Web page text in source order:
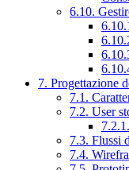
6.10.
7. Progettazione
7.1.
7.2. User
7.3. Flussi
7.4.